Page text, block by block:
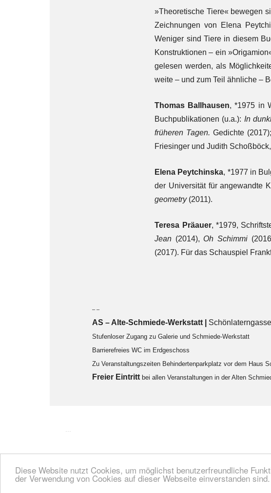
Diese Website nutzt Cookies, um möglichst benutzerfreundliche
der Verwendung von Cookies auf dieser Webseite einverstanden
»Theoretische Tiere« bewegen
Zeichnungen von Elena
Weniger sind Tiere in diesem
Konstruktionen – ein
gelesen werden, als
weite – und zum Teil ähnliche –
Thomas Ballhausen, *1975 in
Buchpublikationen (u.a.): In
früheren Tagen.Gedichte
Friesinger und Judith
Elena Peytchinska, *1977 in
der Universität für angewandte
geometry(2011).
Teresa Präauer, *1979,
Jean (2014), Oh Schimmi
(2017). Für das Schauspiel
– –
AS – Alte-Schmiede-Werkstatt |
Stufenloser Zugang zu Galerie und Schmiede-Werkstatt
Barrierefreies WC im Erdgeschoss
Zu Veranstaltungszeiten Behindertenparkplatz vor dem Haus
Freier Eintritt bei allen Veranstaltungen in der Alten